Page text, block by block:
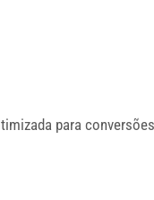
para